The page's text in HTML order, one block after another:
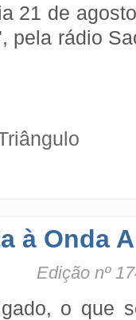
21 de
pela rádio
à Onda
Edição nº
o que